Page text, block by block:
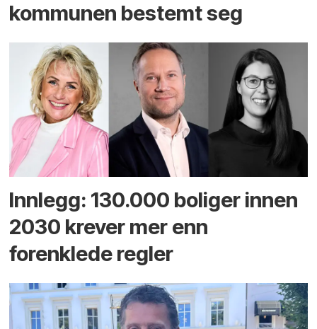
kommunen bestemt seg
Innlegg: 130.000 boliger innen
2030 krever mer enn
forenklede regler